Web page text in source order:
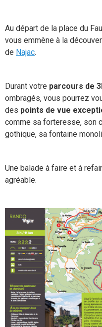
Au départ de la place du
vous emmène à la
de Najac.
Durant votre parcours de
ombragés, vous pourrez
des points de vue
comme sa forteresse, son
gothique, sa fontaine
Une balade à faire et à
agréable.